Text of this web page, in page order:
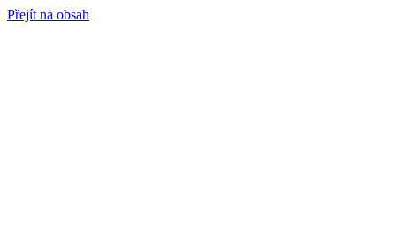
Přejít na obsah